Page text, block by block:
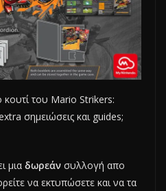
κουτί του Mario Strikers:
σημειώσεις και guides;
μια δωρεάν συλλογή απο
να εκτυπώσετε και να τα